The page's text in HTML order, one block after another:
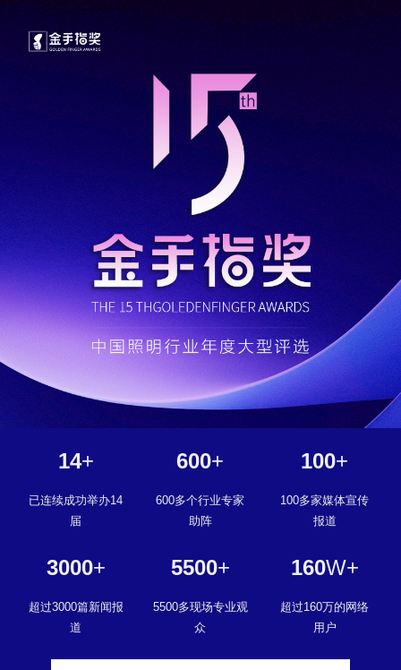
14+
已连续成功举办14
届
600+
600多个行业专家
助阵
100+
100多家媒体宣传
报道
3000+
超过3000篇新闻报
道
5500+
5500多现场专业观
众
160W+
超过160万的网络
用户